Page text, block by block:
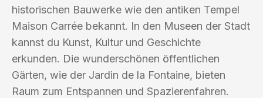
historischen Bauwerke wie den antiken Tempel
Maison Carrée bekannt. In den Museen der Stadt
kannst du Kunst, Kultur und Geschichte
erkunden. Die wunderschönen öffentlichen
Gärten, wie der Jardin de la Fontaine, bieten
Raum zum Entspannen und Spazierenfahren.